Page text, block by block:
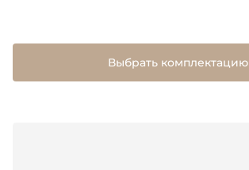
Выбрать комплектацию